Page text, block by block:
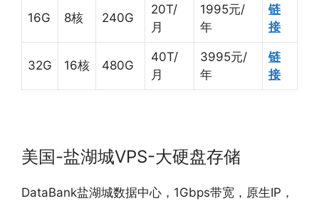
16G 8核 240G
20T/
月
1995元/
年
链
接
32G 16核 480G
40T/
月
3995元/
年
链
接
美国-盐湖城VPS-大硬盘存储
DataBank盐湖城数据中心，1Gbps带宽，原生IP，